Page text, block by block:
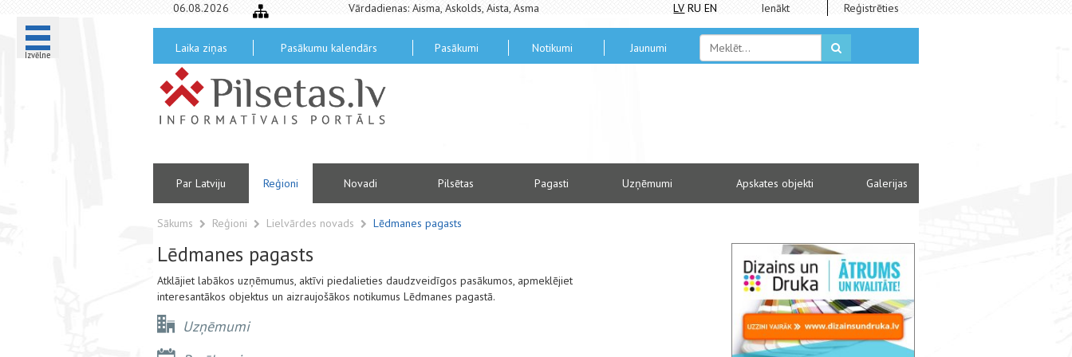
Izvēlne
06.08.2026 Vārdadienas: Aisma, Askolds, Aista, Asma LV RU EN Ienākt Reģistrēties
Laika ziņas Pasākumu kalendārs Pasākumi Notikumi Jaunumi
Par Latviju Reģioni Novadi Pilsētas Pagasti Uzņēmumi Apskates objekti Galerijas
Sākums Reģioni Lielvārdes novads Lēdmanes pagasts
Lēdmanes pagasts
Atklājiet labākos uzņēmumus, aktīvi piedalieties daudzveidīgos pasākumos, apmeklējiet
interesantākos objektus un aizraujošākos notikumus Lēdmanes pagastā.
Uzņēmumi